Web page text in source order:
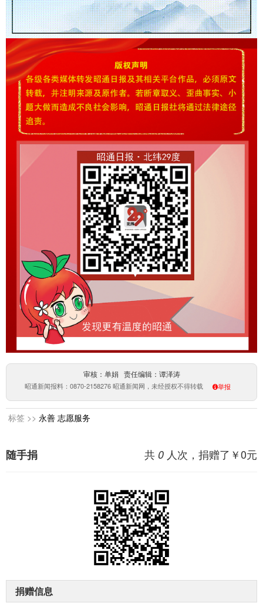
审核：单娟 责任编辑：谭泽涛
昭通新闻报料：0870-2158276 昭通新闻网，未经授权不得转载 举报
标签 >> 永善 志愿服务
共 0 人次，捐赠了￥0元
随手捐
捐赠信息